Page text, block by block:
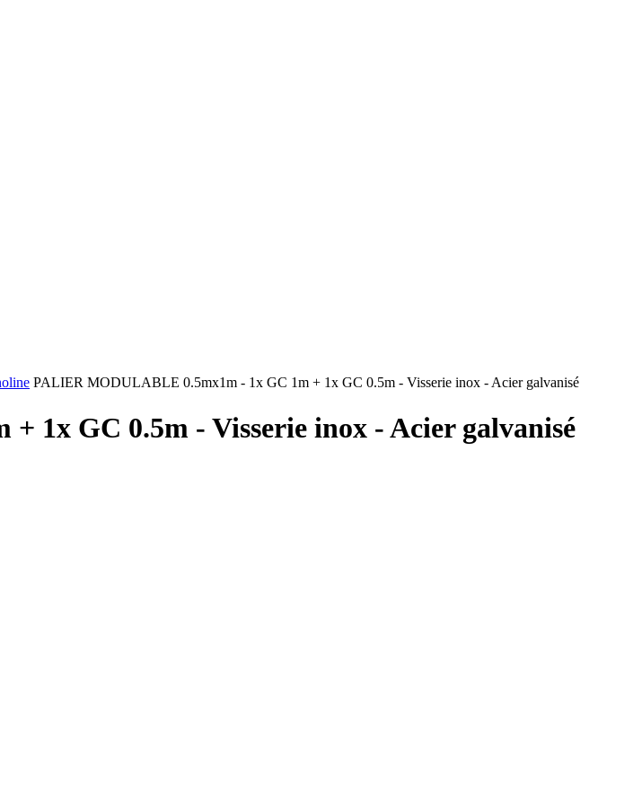
PALIER MODULABLE 0.5mx1m - 1x GC 1m + 1x GC 0.5m - Visserie inox - Acier galvanisé
1x GC 0.5m - Visserie inox - Acier galvanisé